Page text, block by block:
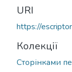
URI
https://
Колекції
Сторінками